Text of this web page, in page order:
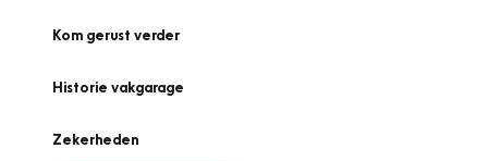
Kom gerust verder
Historie vakgarage
Zekerheden